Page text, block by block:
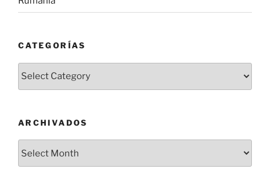
CATEGORÍAS
Categorías
ARCHIVADOS